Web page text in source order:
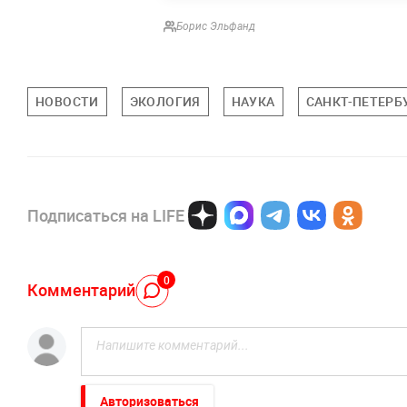
Борис Эльфанд
НОВОСТИ ЭКОЛОГИЯ НАУКА САНКТ-
Подписаться на LIFE
Комментарий 0
Авторизоваться